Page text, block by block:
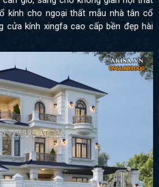
kính cho ngoại thất mẫu nhà tân cổ
cửa kính xingfa cao cấp bền đẹp hài